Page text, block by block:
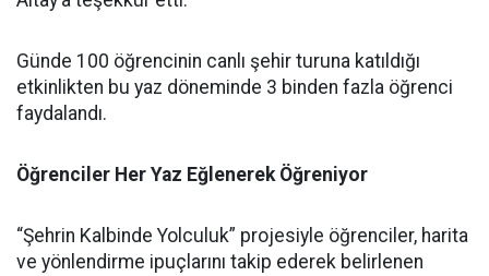
Günde 100 öğrencinin canlı şehir turuna katıldığı
etkinlikten bu yaz döneminde 3 binden fazla öğrenci
faydalandı.
Öğrenciler Her Yaz Eğlenerek Öğreniyor
“Şehrin Kalbinde Yolculuk” projesiyle öğrenciler, harita
ve yönlendirme ipuçlarını takip ederek belirlenen